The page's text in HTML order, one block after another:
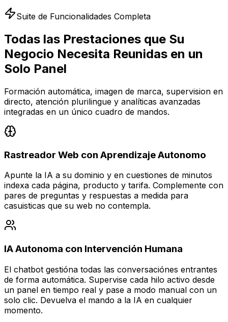
Suite de Funcionalidades Completa
Todas las Prestaciones que Su
Negocio Necesita Reunidas en un
Solo Panel
Formación automática, imagen de marca, supervision en
directo, atención plurilingue y analíticas avanzadas
integradas en un único cuadro de mandos.
Rastreador Web con Aprendizaje Autonomo
Apunte la IA a su dominio y en cuestiones de minutos
indexa cada página, producto y tarifa. Complemente con
pares de preguntas y respuestas a medida para
casuisticas que su web no contempla.
IA Autonoma con Intervención Humana
El chatbot gestióna todas las conversaciónes entrantes
de forma automática. Supervise cada hilo activo desde
un panel en tiempo real y pase a modo manual con un
solo clic. Devuelva el mando a la IA en cualquier
momento.